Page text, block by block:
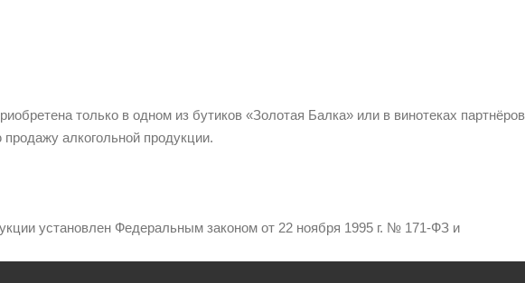
только в одном из бутиков «Золотая Балка» или в винотеках партнёров
алкогольной продукции.
установлен Федеральным законом от 22 ноября 1995 г. № 171-ФЗ и